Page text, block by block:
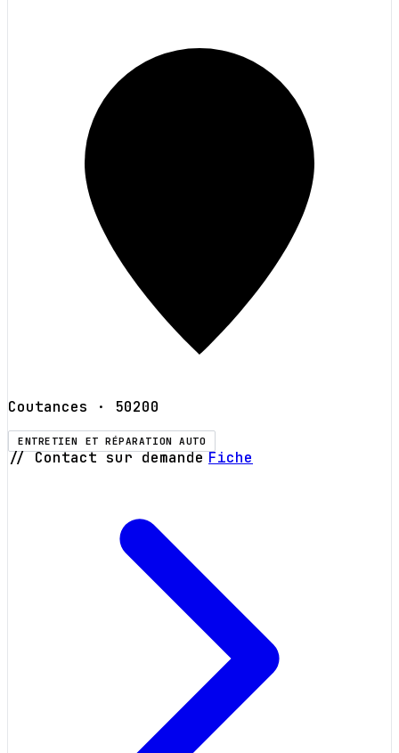
Coutances · 50200
ENTRETIEN ET RÉPARATION AUTO
// Contact sur demande Fiche